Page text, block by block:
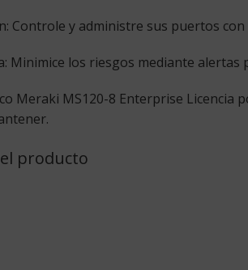
Controle y administre sus puertos
Minimice los riesgos mediante alertas
Meraki MS120-8 Enterprise Licencia
producto